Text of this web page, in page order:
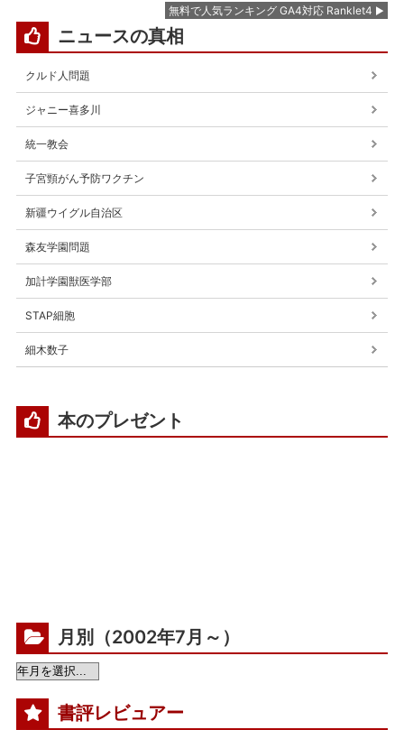
無料で人気ランキング GA4対応 Ranklet4
ニュースの真相
クルド人問題
ジャニー喜多川
統一教会
子宮頸がん予防ワクチン
新疆ウイグル自治区
森友学園問題
加計学園獣医学部
STAP細胞
細木数子
本のプレゼント
月別（2002年7月～）
書評レビュアー